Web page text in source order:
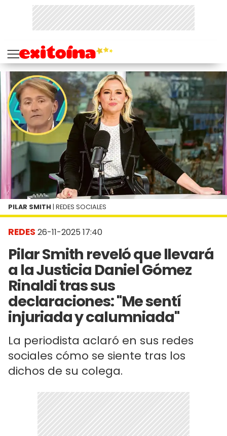
REDES 26-11-2025 17:40
Pilar Smith reveló que llevará
a la Justicia Daniel Gómez
Rinaldi tras sus
declaraciones: "Me sentí
injuriada y calumniada"
La periodista aclaró en sus redes
sociales cómo se siente tras los
dichos de su colega.
PILAR SMITH | REDES SOCIALES